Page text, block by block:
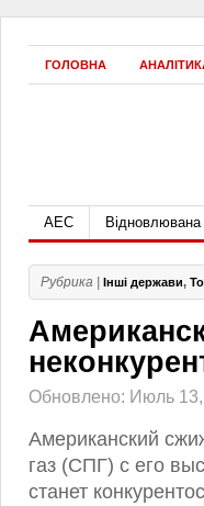
ГОЛОВНА
АЕС Відновлювана
Рубрика | Інші держави,
Обновлено: Июль
Американский
газ (СПГ) с его
станет